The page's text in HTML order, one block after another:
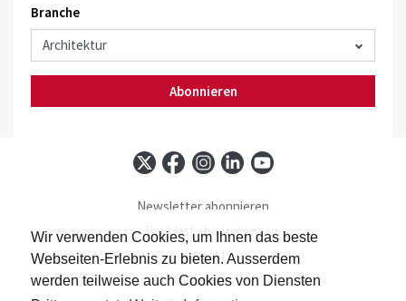
Wir verwenden Cookies, um Ihnen das beste
Webseiten-Erlebnis zu bieten. Ausserdem
werden teilweise auch Cookies von Diensten
Branche
Abonnieren
Newsletter abonnieren
Baublatt abonnieren
Kontakt
Impressum